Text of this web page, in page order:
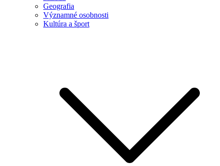
Geografia
Významné osobnosti
Kultúra a šport